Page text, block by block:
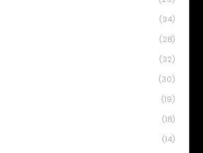
(34)
(28)
(32)
(30)
(19)
(18)
(14)